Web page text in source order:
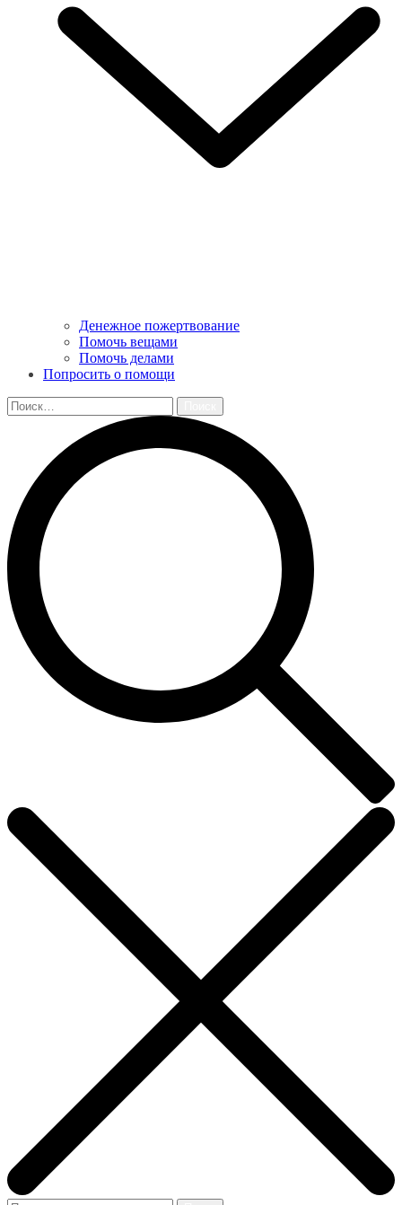
Денежное пожертвование
Помочь вещами
Помочь делами
Попросить о помощи
Найти: